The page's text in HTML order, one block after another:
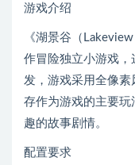
游戏介绍
《湖景谷（
作冒险独立小游戏，
发，游戏采用全像
存作为游戏的主要
趣的故事剧情。
配置要求